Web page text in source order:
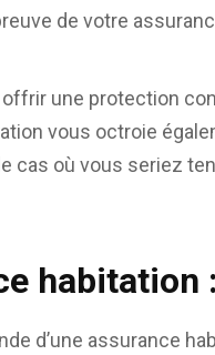
de votre
une protection
vous octroie
cas où vous seriez
habitation
d’une assurance